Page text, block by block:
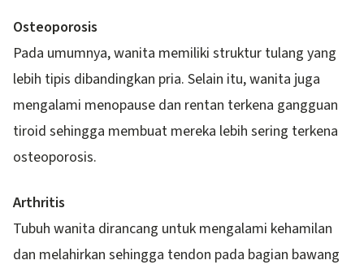
Osteoporosis
Pada umumnya, wanita memiliki struktur tulang yang
lebih tipis dibandingkan pria. Selain itu, wanita juga
mengalami menopause dan rentan terkena gangguan
tiroid sehingga membuat mereka lebih sering terkena
osteoporosis.
Arthritis
Tubuh wanita dirancang untuk mengalami kehamilan
dan melahirkan sehingga tendon pada bagian bawang